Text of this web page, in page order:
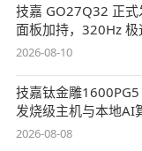
技嘉 GO27Q32 正
面板加持，320Hz
2026-08-10
技嘉钛金雕
发烧级主机与本地AI
2026-08-08